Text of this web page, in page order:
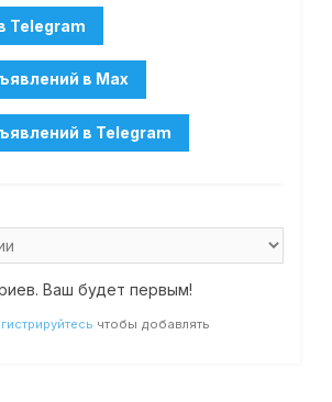
Ваш будет первым!
чтобы добавлять